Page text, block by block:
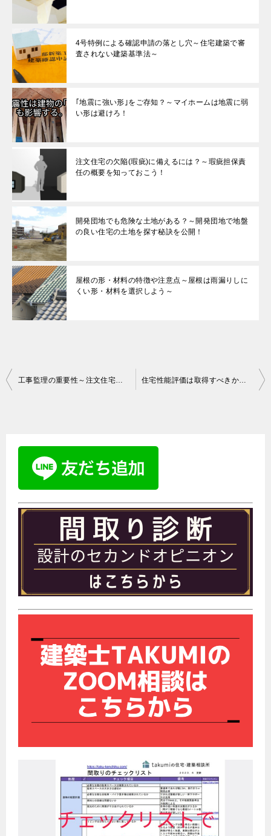
4号特例による確認申請の落とし穴～住宅建築で審
査されない建築基準法～
｢地震に強い形｣をご存知？～マイホームは地震に弱
い形は避けろ！
注文住宅の欠陥(瑕疵)に備えるには？～瑕疵担保責
任の概要を知っておこう！
開発団地でも危険な土地がある？～開発団地で地盤
の良い住宅の土地を探す秘訣を公開！
屋根の形・材料の特徴や注意点～屋根は雨漏りしに
くい形・材料を選択しよう～
投
工事監理の重要性～注文住宅の手抜き工事や瑕疵といった不安を無くす役割～ 住宅性能評価は取得すべきか？～制度のポイントやメリット・デメリットについて～